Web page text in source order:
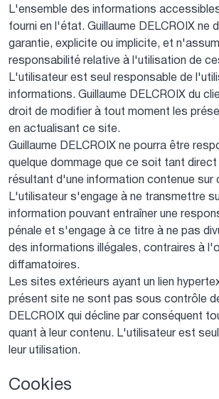
L'ensemble des informations
fourni en l'état. Guillaume DELCROIXne
garantie, explicite ou implicite, et
responsabilité relative à l'utilisation de
L'utilisateur est seul responsable de
informations. Guillaume DELCROIXdu
droit de modifier à tout moment les
en actualisant ce site.
Guillaume DELCROIXne pourra être
quelque dommage que ce soit tant
résultant d'une information contenue sur
L'utilisateur s'engage à ne transmettre
information pouvant entraîner une
pénale et s'engage à ce titre à ne pas
des informations illégales, contraires à
diffamatoires.
Les sites extérieurs ayant un lien
présent site ne sont pas sous contrôle
DELCROIXqui décline par conséquent
quant à leur contenu. L'utilisateur est
leur utilisation.
Cookies